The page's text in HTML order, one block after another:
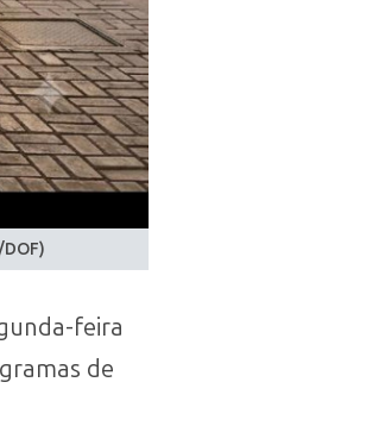
feira
de